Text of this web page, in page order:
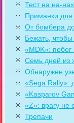
Тест на на-
Приманки для
От бомбера
Бежать,
«MDK»:
Семь дней из
Обнаружен
«Sega Rally»:
«Kasparov
«Z»: врагу не
Трепачи